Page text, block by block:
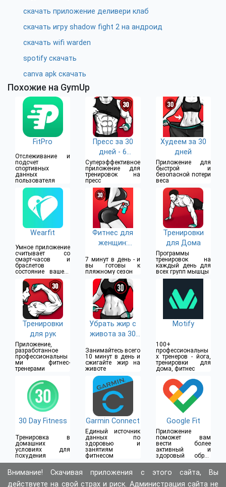
скачать приложение деливери клаб
скачать игру shadow fight 2 на андроид
скачать wifi warden
spotify скачать
canva apk скачать
Похожие на GymUp
FitPro
Отслеживание и
подсчет
спортивных
данных
пользователя
Пресс за 30
дней - 6
Кубиков
Суперэффективное
приложение для
тренировок на
пресс
Худеем за 30
дней
Приложение для
быстрой и
безопасной потери
веса
Wearfit
Умное приложение
считывает со
смарт-часов и
браслетов
состояние вашего
организма
Фитнес для
женщин:
7 минут в день - и
вы готовы к
пляжному сезон
Тренировки
для Дома
Программы
тренировок на
каждый день для
всех групп мышцы
Тренировки
для рук
Приложение,
разработанное
профессиональны
ми фитнес-
тренерами
Убрать жир с
живота за 30
Занимайтесь всего
10 минут в день и
сжигайте жир на
животе
Motify
100+
профессиональны
х тренеров - йога,
тренировки для
дома, фитнес
30 Day Fitness
Тренировка в
домашних
условиях для
похудения
Garmin Connect
Единый источник
данных по
здоровью и
занятиям
фитнесом
Google Fit
Приложение
поможет вам
вести более
активный и
здоровый образ
жизни
Внимание! Скачивая приложения с этого сайта, Вы
действуете на свой страх и риск. Администрация сайта не